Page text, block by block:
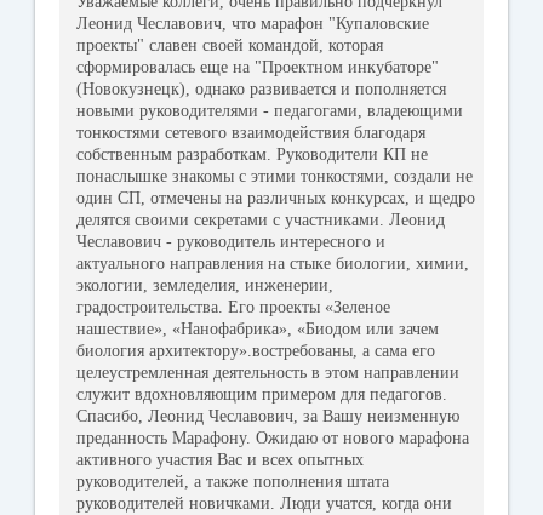
Леонид Чеславович, что марафон "Купаловские
проекты" славен своей командой, которая
сформировалась еще на "Проектном инкубаторе"
(Новокузнецк), однако развивается и пополняется
новыми руководителями - педагогами, владеющими
тонкостями сетевого взаимодействия благодаря
собственным разработкам. Руководители КП не
понаслышке знакомы с этими тонкостями, создали не
один СП, отмечены на различных конкурсах, и щедро
делятся своими секретами с участниками. Леонид
Чеславович - руководитель интересного и
актуального направления на стыке биологии, химии,
экологии, земледелия, инженерии,
градостроительства. Его проекты «Зеленое
нашествие», «Нанофабрика», «Биодом или зачем
биология архитектору».востребованы, а сама его
целеустремленная деятельность в этом направлении
служит вдохновляющим примером для педагогов.
Спасибо, Леонид Чеславович, за Вашу неизменную
преданность Марафону. Ожидаю от нового марафона
активного участия Вас и всех опытных
руководителей, а также пополнения штата
руководителей новичками. Люди учатся, когда они